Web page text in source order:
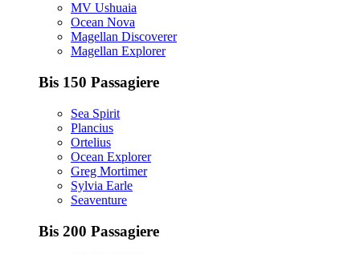
MV Ushuaia
Ocean Nova
Magellan Discoverer
Magellan Explorer
Bis 150 Passagiere
Sea Spirit
Plancius
Ortelius
Ocean Explorer
Greg Mortimer
Sylvia Earle
Seaventure
Bis 200 Passagiere